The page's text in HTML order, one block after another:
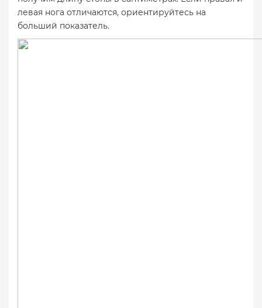
левая нога отличаются, ориентируйтесь на
больший показатель.